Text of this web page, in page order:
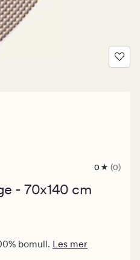
0
0 (0)
- 70x140 cm
bomull. Les mer